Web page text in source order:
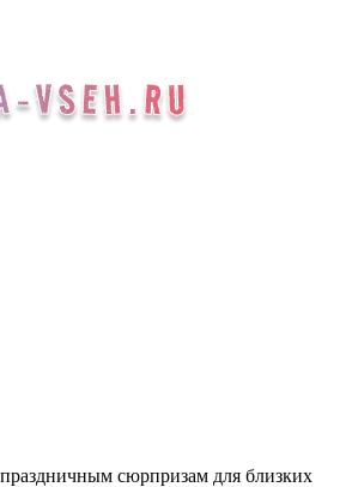
сюрпризам для близких